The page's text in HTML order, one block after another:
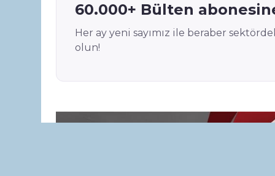
60.000+ Bülten
Her ay yeni sayımız ile beraber
olun!